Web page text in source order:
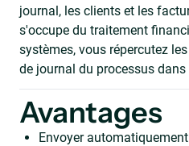
journal, les clients et les
s'occupe du traitement
systèmes, vous répercutez
de journal du processus
Avantages
Envoyer